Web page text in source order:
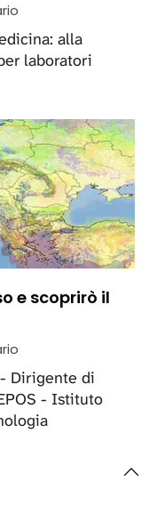
alla
laboratori
e scoprirò il
Dirigente di
- Istituto